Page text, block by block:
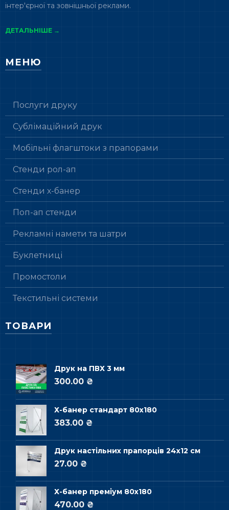
інтер'єрної та зовнішньої реклами.
ДЕТАЛЬНІШЕ →
МЕНЮ
Послуги друку
Сублімаційний друк
Мобільні флагштоки з прапорами
Стенди рол-ап
Стенди х-банер
Поп-ап стенди
Рекламні намети та шатри
Буклетниці
Промостоли
Текстильні системи
ТОВАРИ
Друк на ПВХ 3 мм
300.00 ₴
Х-банер стандарт 80х180
383.00 ₴
Друк настільних прапорців 24х12 см
27.00 ₴
Х-банер преміум 80х180
470.00 ₴